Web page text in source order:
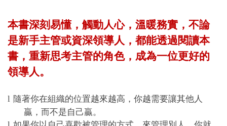
本書深刻易懂，觸動人心，溫暖務實，不論
是新手主管或資深領導人，都能透過閱讀本
書，重新思考主管的角色，成為一位更好的
領導人。
l 隨著你在組織的位置越來越高，你越需要讓其他人
贏，而不是自己贏。